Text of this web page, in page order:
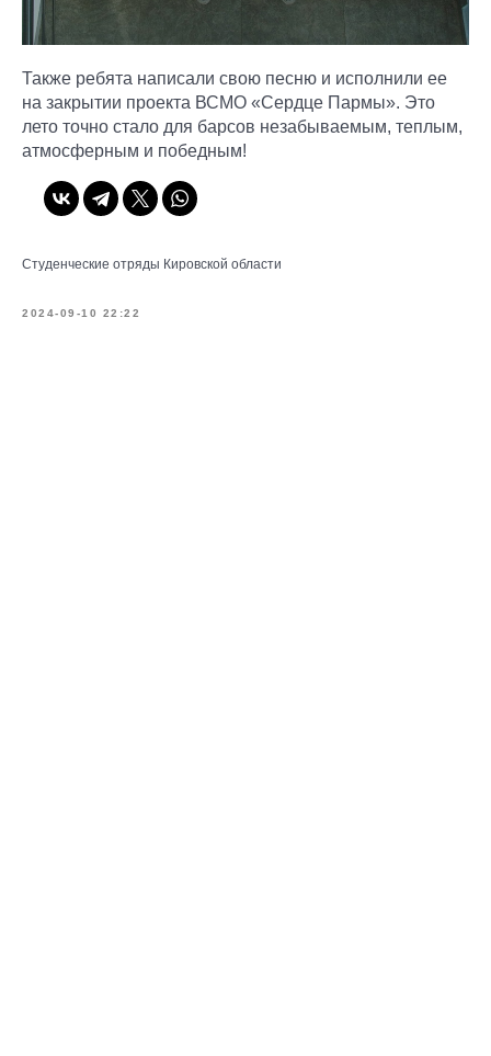
Также ребята написали свою песню и исполнили ее
на закрытии проекта ВСМО «Сердце Пармы». Это
лето точно стало для барсов незабываемым, теплым,
атмосферным и победным!
Студенческие отряды Кировской области
2024-09-10 22:22